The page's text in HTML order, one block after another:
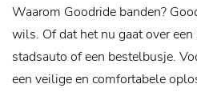
Waarom Goodride banden?
wils. Of dat het nu gaat over
stadsauto of een bestelbusje.
een veilige en comfortabele